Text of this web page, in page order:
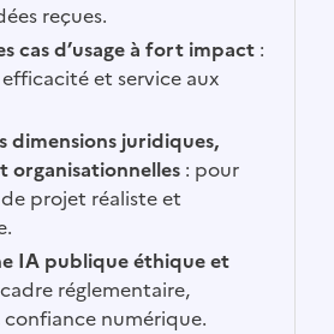
reçues.
cas d’usage à fort impact :
et service aux
dimensions juridiques,
organisationnelles : pour
projet réaliste et
IA publique éthique et
réglementaire,
numérique.